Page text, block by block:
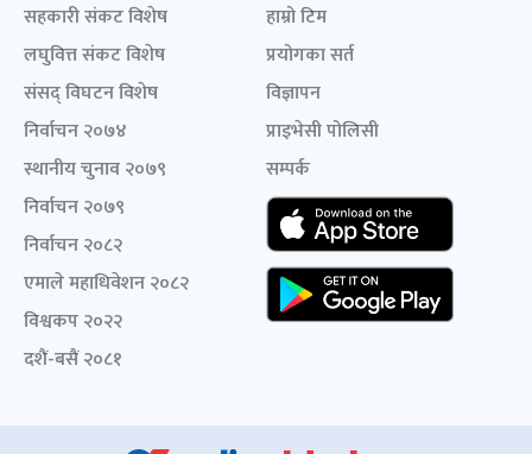
सहकारी संकट विशेष
लघुवित्त संकट विशेष
संसद् विघटन विशेष
निर्वाचन २०७४
स्थानीय चुनाव २०७९
निर्वाचन २०७९
निर्वाचन २०८२
एमाले महाधिवेशन २०८२
विश्वकप २०२२
दशैं-बसैं २०८१
हाम्रो टिम
प्रयोगका सर्त
विज्ञापन
प्राइभेसी पोलिसी
सम्पर्क